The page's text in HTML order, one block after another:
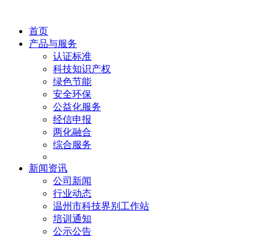
首页
产品与服务
认证标准
科技知识产权
绿色节能
安全环保
公益化服务
经信申报
两化融合
综合服务
新闻资讯
公司新闻
行业动态
温州市科技界别工作站
培训通知
公示公告